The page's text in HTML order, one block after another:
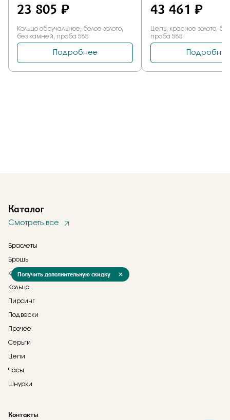
Каталог
Смотреть все
Браслеты
Брошь
Колье
Кольца
Пирсинг
Подвески
Прочее
Серьги
Цепи
Часы
Шнурки
Контакты
Получить дополнительную скидку